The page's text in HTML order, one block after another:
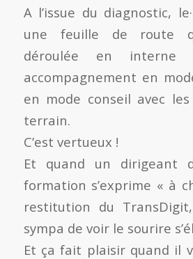
A l’issue du diagnostic,
une feuille de route
déroulée en
accompagnement en
en mode conseil avec
terrain.
C’est vertueux !
Et quand un dirigeant
formation s’exprime « à
restitution du
sympa de voir le sourire
Et ça fait plaisir quand il